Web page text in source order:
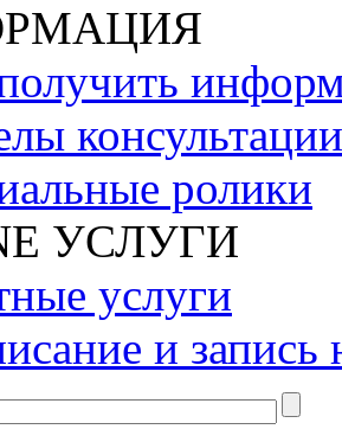
консультации
ролики
УСЛУГИ
услуги
и запись